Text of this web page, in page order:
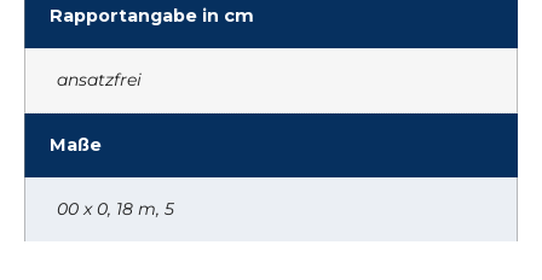
Rapportangabe in cm
ansatzfrei
Maße
00 x 0, 18 m, 5